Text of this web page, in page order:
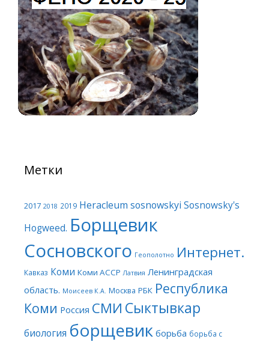
Метки
2017 2018 2019 Heracleum sosnowskyi Sosnowsky's
Hogweed. Борщевик
Сосновского Геополотно Интернет.
Кавказ Коми Коми АССР Латвия Ленинградская
область. Моисеев К.А. Москва РБК Республика
Коми Россия СМИ Сыктывкар
биология борщевик борьба борьба с